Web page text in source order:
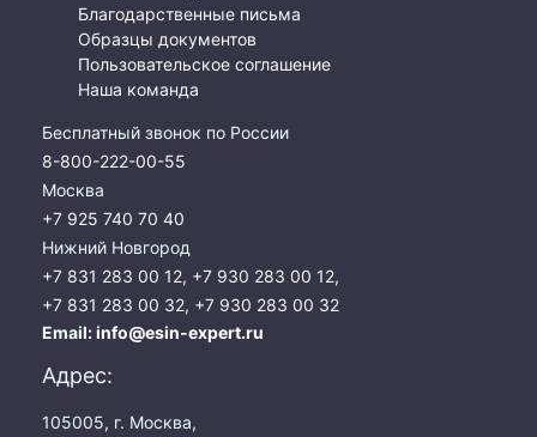
Благодарственные письма
Образцы документов
Пользовательское соглашение
Наша команда
Бесплатный звонок по России
8-800-222-00-55
Москва
+7 925 740 70 40
Нижний Новгород
+7 831 283 00 12, +7 930 283 00 12,
+7 831 283 00 32, +7 930 283 00 32
Email:info@esin-expert.ru
Адрес:
105005, г. Москва,